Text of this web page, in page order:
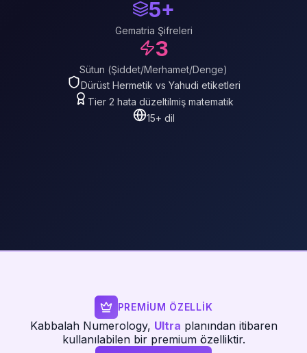
5+
Gematria Şifreleri
3
Sütun (Şiddet/Merhamet/Denge)
Dürüst Hermetik vs Yahudi etiketleri
Tier 2 hata düzeltilmiş matematik
15+ dil
PREMIUM ÖZELLIK
Kabbalah Numerology, Ultra planından itibaren
kullanılabilen bir premium özelliktir.